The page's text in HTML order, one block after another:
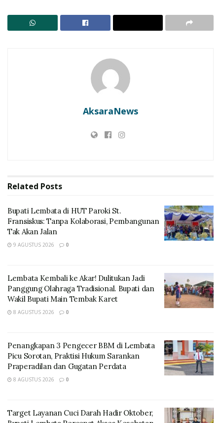
Bupati Lembata di HUT Paroki St. Fransiskus: Tanpa
Kolaborasi, Pembangunan Tak Akan Jalan
Kegiatan ini merupakan hasil kerja kolaboratif Rumah
Visi Indonesia bersama Badan Usaha Milik Negara
Kokotobo itu diikuti oleh dua puluh lima peserta,
dengan menghadirkan dua instruktur atau pelatih.
Direktur Eksekutif sekaligus founder RVI, Antonius
Demon Hurung, atau akrab disapa Anton Hurung
program yang terus menjadi fokus perhatian Rumah
Visi Indonesia.
AksaraNews
Related Posts
Bupati Lembata di HUT Paroki St.
Fransiskus: Tanpa Kolaborasi, Pembangunan
Tak Akan Jalan
9 AGUSTUS 2026 0
Lembata Kembali ke Akar! Dulitukan Jadi
Panggung Olahraga Tradisional. Bupati dan
Wakil Bupati Main Tembak Karet
8 AGUSTUS 2026 0
Penangkapan 3 Pengecer BBM di Lembata
Picu Sorotan, Praktisi Hukum Sarankan
Praperadilan dan Gugatan Perdata
8 AGUSTUS 2026 0
Target Layanan Cuci Darah Hadir Oktober,